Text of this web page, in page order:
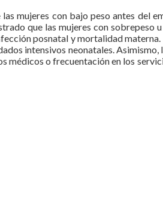
mujeres con bajo peso antes del
que las mujeres con sobrepeso
posnatal y mortalidad materna.
intensivos neonatales. Asimismo,
médicos o frecuentación en los